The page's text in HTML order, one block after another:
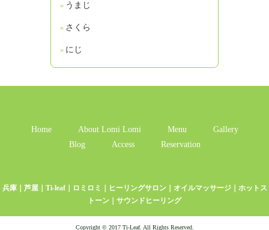
うまじ
さくら
にじ
Home About Lomi Lomi Menu
Gallery
Blog
Access Reservation
兵庫｜芦屋｜Ti-leaf｜ロミロミ｜ヒーリングサロン｜オイルマッサージ｜ホットス
トーン｜サウンドヒーリング
Copyright © 2017 Ti-Leaf. All Rights Reserved.